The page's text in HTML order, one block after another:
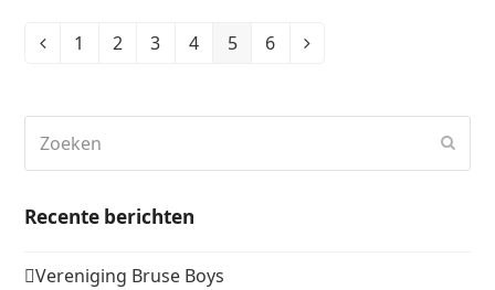
VorigePage
1 Page
2 Page
3 Page
4 Page
5 Page
6 Volgende
Recente berichten
Vereniging Bruse Boys